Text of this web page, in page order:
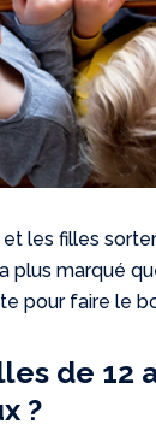
et les filles
plus marqué
pour faire le
de 12
?